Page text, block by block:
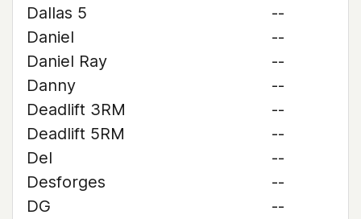
Dallas 5
--
Daniel
--
Daniel Ray
--
Danny
--
Deadlift 3RM
--
Deadlift 5RM
--
Del
--
Desforges
--
DG
--